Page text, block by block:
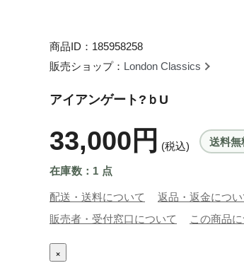
商品ID：185958258
販売ショップ： London Classics
アイアンゲート?ｂU
33,000円 (税込) 送料無
在庫数：1 点
配送・送料について
返品・返金につい
販売者・受付窓口について
この商品
×